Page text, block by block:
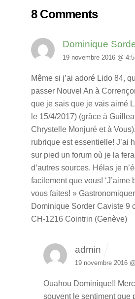
8 Comments
Dominique
19 novembre 2016 @
Même si j’ai adoré Lido 84,
passer Nouvel An à
que je sais que je vais aimé
le 15/4/2017) (grâce à
Chrystelle Monjuré et à
rubrique est essentielle! J’ai
sur pied un forum où je la
d’autres sources. Hélas je
facilement que vous! ‘J’aime
vous faites! »
Dominique SorderCaviste9
CH-1216 Cointrin (Genève)
admin
19 novembre 2016
Ouahou Dominique!!
souvent le sentiment que